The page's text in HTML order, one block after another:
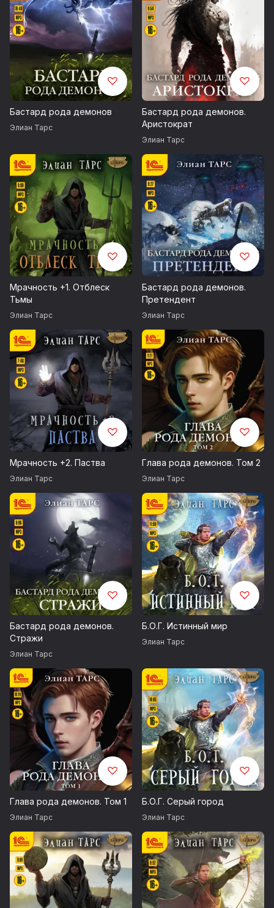
Бастард рода демонов
Элиан Тарс
Бастард рода демонов.
Аристократ
Элиан Тарс
Мрачность +1. Отблеск
Тьмы
Элиан Тарс
Бастард рода демонов.
Претендент
Элиан Тарс
Мрачность +2. Паства
Элиан Тарс
Глава рода демонов. Том 2
Элиан Тарс
Бастард рода демонов.
Стражи
Элиан Тарс
Б.О.Г. Истинный мир
Элиан Тарс
Глава рода демонов. Том 1
Элиан Тарс
Б.О.Г. Серый город
Элиан Тарс